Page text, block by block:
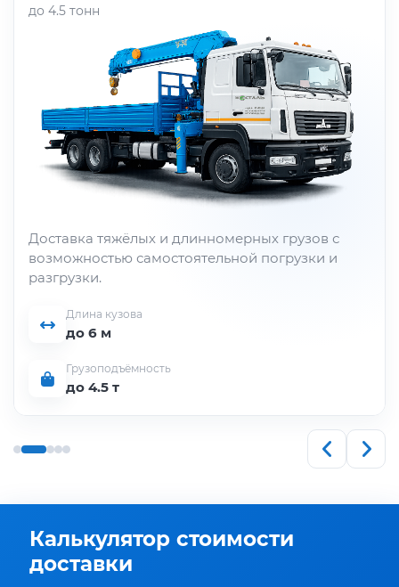
до 4.5 тонн
Доставка тяжёлых и длинномерных грузов с
возможностью самостоятельной погрузки и
разгрузки.
Длина кузова
до 6 м
Грузоподъёмность
до 4.5 т
Калькулятор стоимости
доставки